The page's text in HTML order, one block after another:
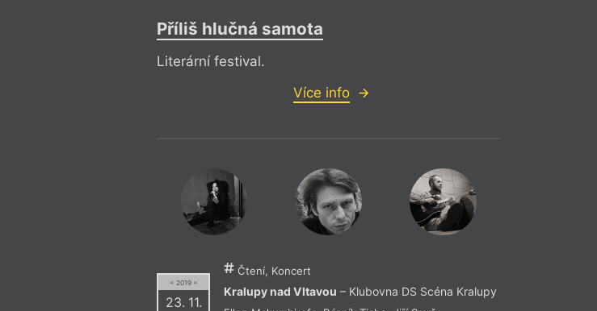
Příliš hlučná samota
Literární festival.
Více info
= 2019 =
23. 11.
Čtení, Koncert
Kralupy nad Vltavou – Klubovna DS Scéna Kralupy